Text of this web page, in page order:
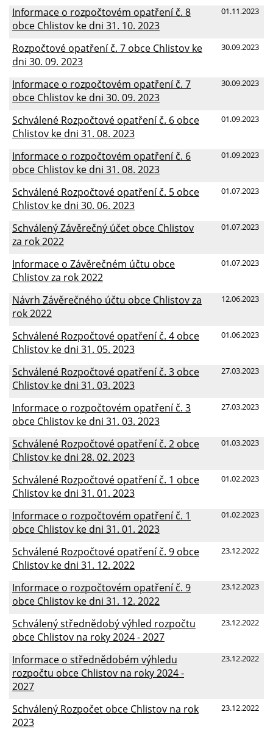
01.11.2023
Informace o rozpočtovém opatření č. 8
obce Chlistov ke dni 31. 10. 2023
30.09.2023
Rozpočtové opatření č. 7 obce Chlistov ke
dni 30. 09. 2023
30.09.2023
Informace o rozpočtovém opatření č. 7
obce Chlistov ke dni 30. 09. 2023
01.09.2023
Schválené Rozpočtové opatření č. 6 obce
Chlistov ke dni 31. 08. 2023
01.09.2023
Informace o rozpočtovém opatření č. 6
obce Chlistov ke dni 31. 08. 2023
01.07.2023
Schválené Rozpočtové opatření č. 5 obce
Chlistov ke dni 30. 06. 2023
01.07.2023
Schválený Závěrečný účet obce Chlistov
za rok 2022
01.07.2023
Informace o Závěrečném účtu obce
Chlistov za rok 2022
12.06.2023
Návrh Závěrečného účtu obce Chlistov za
rok 2022
01.06.2023
Schválené Rozpočtové opatření č. 4 obce
Chlistov ke dni 31. 05. 2023
27.03.2023
Schválené Rozpočtové opatření č. 3 obce
Chlistov ke dni 31. 03. 2023
27.03.2023
Informace o rozpočtovém opatření č. 3
obce Chlistov ke dni 31. 03. 2023
01.03.2023
Schválené Rozpočtové opatření č. 2 obce
Chlistov ke dni 28. 02. 2023
01.02.2023
Schválené Rozpočtové opatření č. 1 obce
Chlistov ke dni 31. 01. 2023
01.02.2023
Informace o rozpočtovém opatření č. 1
obce Chlistov ke dni 31. 01. 2023
23.12.2022
Schválené Rozpočtové opatření č. 9 obce
Chlistov ke dni 31. 12. 2022
23.12.2023
Informace o rozpočtovém opatření č. 9
obce Chlistov ke dni 31. 12. 2022
23.12.2022
Schválený střednědobý výhled rozpočtu
obce Chlistov na roky 2024 - 2027
23.12.2022
Informace o střednědobém výhledu
rozpočtu obce Chlistov na roky 2024 -
2027
23.12.2022
Schválený Rozpočet obce Chlistov na rok
2023